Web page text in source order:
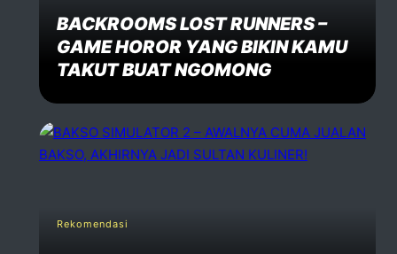
BACKROOMS LOST RUNNERS –
GAME HOROR YANG BIKIN KAMU
TAKUT BUAT NGOMONG
Rekomendasi